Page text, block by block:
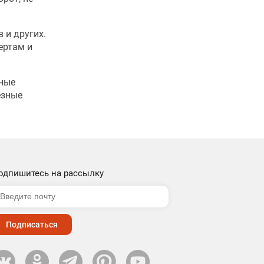
и других.
и
на рассылку
Подписаться